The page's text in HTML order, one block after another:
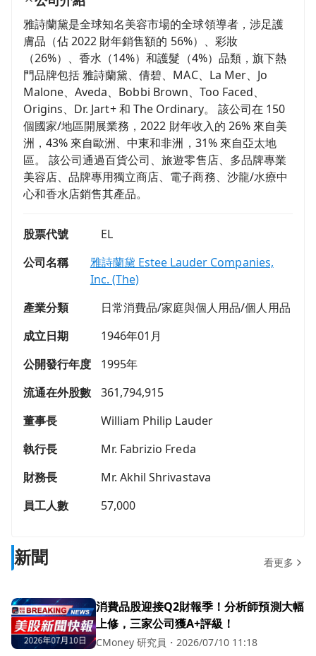
雅詩蘭黛是全球知名美容市場的全球領導者，涉足護
膚品（佔 2022 財年銷售額的 56%）、彩妝
（26%）、香水（14%）和護髮（4%）品類，旗下熱
門品牌包括 雅詩蘭黛、倩碧、MAC、La Mer、Jo
Malone、Aveda、Bobbi Brown、Too Faced、
Origins、Dr. Jart+ 和 The Ordinary。 該公司在 150
個國家/地區開展業務，2022 財年收入的 26% 來自美
洲，43% 來自歐洲、中東和非洲，31% 來自亞太地
區。 該公司通過百貨公司、旅遊零售店、多品牌專業
美容店、品牌專用獨立商店、電子商務、沙龍/水療中
心和香水店銷售其產品。
股票代號
EL
公司名稱
雅詩蘭黛 Estee Lauder Companies,
Inc. (The)
產業分類
日常消費品/家庭與個人用品/個人用品
成立日期
1946年01月
公開發行年度
1995年
流通在外股數
361,794,915
董事長
William Philip Lauder
執行長
Mr. Fabrizio Freda
財務長
Mr. Akhil Shrivastava
員工人數
57,000
新聞 看更多
消費品股迎接Q2財報季！分析師預測大幅
上修，三家公司獲A+評級！
CMoney 研究員 ・ 2026/07/10 11:18